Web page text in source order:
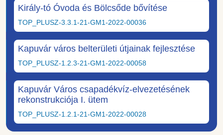
Király-tó Óvoda és Bölcsőde bővítése
TOP_PLUSZ-3.3.1-21-GM1-2022-00036
Kapuvár város belterületi útjainak fejlesztése
TOP_PLUSZ-1.2.3-21-GM1-2022-00058
Kapuvár Város csapadékvíz-elvezetésének
rekonstrukciója I. ütem
TOP_PLUSZ-1.2.1-21-GM1-2022-00028